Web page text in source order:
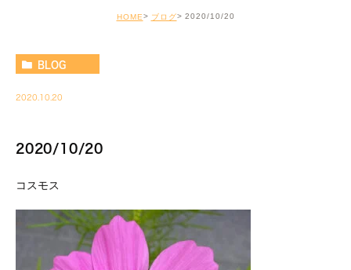
HOME ブログ 2020/10/20
BLOG
2020.10.20
2020/10/20
コスモス